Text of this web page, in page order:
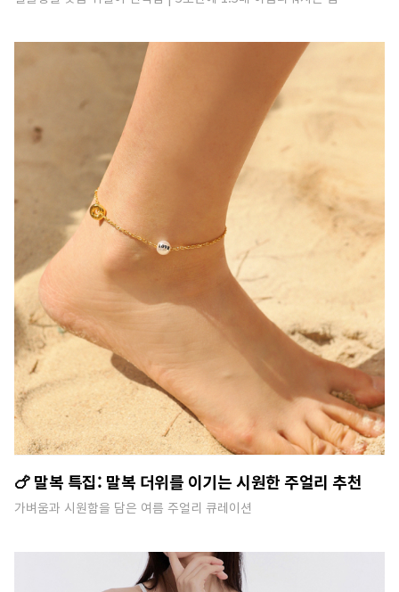
🍗 말복 특집: 말복 더위를 이기는 시원한 주얼리 추천
가벼움과 시원함을 담은 여름 주얼리 큐레이션